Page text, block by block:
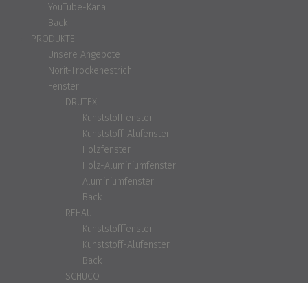
YouTube-Kanal
Back
PRODUKTE
Unsere Angebote
Norit-Trockenestrich
Fenster
DRUTEX
Kunststofffenster
Kunststoff-Alufenster
Holzfenster
Holz-Aluminiumfenster
Aluminiumfenster
Back
REHAU
Kunststofffenster
Kunststoff-Alufenster
Back
SCHÜCO